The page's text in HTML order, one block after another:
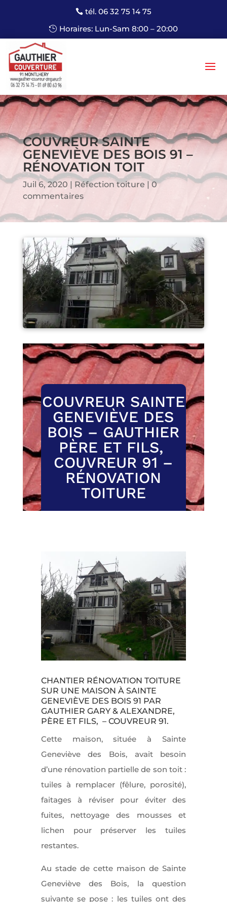
tél. 06 32 75 14 75
Horaires: Lun-Sam 8:00 – 20:00
COUVREUR SAINTE
GENEVIÈVE DES BOIS 91 –
RÉNOVATION TOIT
Juil 6, 2020 Réfection toiture
0
commentaires
COUVREUR SAINTE
GENEVIÈVE DES
BOIS – GAUTHIER
PÈRE ET FILS,
COUVREUR 91 –
RÉNOVATION
TOITURE
CHANTIER RÉNOVATION TOITURE
SUR UNE MAISON À SAINTE
GENEVIÈVE DES BOIS 91 PAR
GAUTHIER GARY & ALEXANDRE,
PÈRE ET FILS, – COUVREUR 91.
Cette maison, située à Sainte
Geneviève des Bois, avait besoin
d’une rénovation partielle de son toit :
tuiles à remplacer (fêlure, porosité),
faitages à réviser pour éviter des
fuites, nettoyage des mousses et
lichen pour préserver les tuiles
restantes.
Au stade de cette maison de Sainte
Geneviève des Bois, la question
suivante se pose : les tuiles ont des